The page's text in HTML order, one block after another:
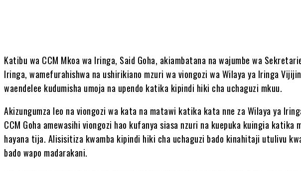
Katibu wa CCM Mkoa wa Iringa, Said Goha, akiambatana na wajumbe wa
Iringa, wamefurahishwa na ushirikiano mzuri wa viongozi wa Wilaya ya Iringa
waendelee kudumisha umoja na upendo katika kipindi hiki cha uchaguzi mkuu.
Akizungumza leo na viongozi wa kata na matawi katika kata nne za Wilaya ya
CCM Goha amewasihi viongozi hao kufanya siasa nzuri na kuepuka kuingia katika
hayana tija. Alisisitiza kwamba kipindi hiki cha uchaguzi bado kinahitaji utulivu
bado wapo madarakani.